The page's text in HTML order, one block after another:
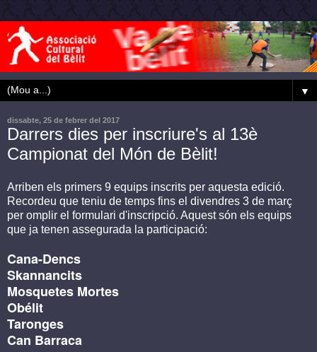
▼
dissabte, 25 de febrer del 2017
Darrers dies per inscriure's al 13è
Campionat del Món de Bèlit!
Arriben els primers 9 equips inscrits per aquesta edició.
Recordeu que teniu de temps fins el divendres 3 de març
per omplir el formulari d'inscripció. Aquest són els equips
que ja tenen assegurada la participació:
Cana-Dencs
Skannancits
Mosquetes Mortes
Obélit
Taronges
Can Barraca